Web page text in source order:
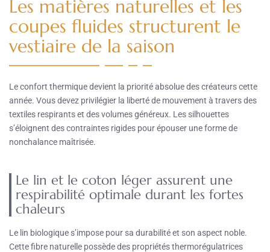
Les matières naturelles et les
coupes fluides structurent le
vestiaire de la saison
Le confort thermique devient la priorité absolue des créateurs cette
année. Vous devez privilégier la liberté de mouvement à travers des
textiles respirants et des volumes généreux. Les silhouettes
s’éloignent des contraintes rigides pour épouser une forme de
nonchalance maîtrisée.
Le lin et le coton léger assurent une
respirabilité optimale durant les fortes
chaleurs
Le lin biologique s’impose pour sa durabilité et son aspect noble.
Cette fibre naturelle possède des propriétés thermorégulatrices